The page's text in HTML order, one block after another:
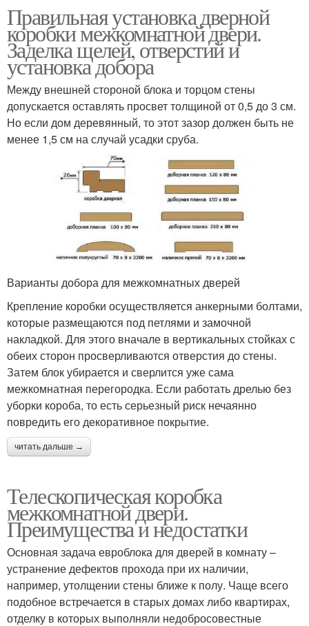
Правильная установка дверной
коробки межкомнатной двери.
Заделка щелей, отверстий и
установка добора
Между внешней стороной блока и торцом стены
допускается оставлять просвет толщиной от 0,5 до 3 см.
Но если дом деревянный, то этот зазор должен быть не
менее 1,5 см на случай усадки сруба.
Варианты добора для межкомнатных дверей
Крепление коробки осуществляется анкерными болтами,
которые размещаются под петлями и замочной
накладкой. Для этого вначале в вертикальных стойках с
обеих сторон просверливаются отверстия до стены.
Затем блок убирается и сверлится уже сама
межкомнатная перегородка. Если работать дрелью без
уборки короба, то есть серьезный риск нечаянно
повредить его декоративное покрытие.
читать дальше →
Телескопическая коробка
межкомнатной двери.
Преимущества и недостатки
Основная задача евроблока для дверей в комнату –
устранение дефектов прохода при их наличии,
например, утолщении стены ближе к полу. Чаще всего
подобное встречается в старых домах либо квартирах,
отделку в которых выполняли недобросовестные